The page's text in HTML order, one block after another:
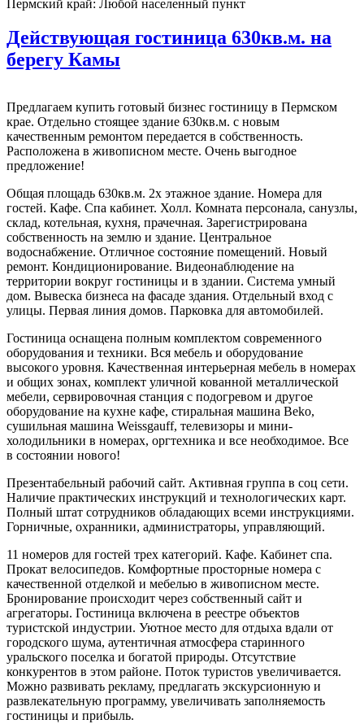
Пермский край: Любой населенный пункт
Действующая гостиница 630кв.м. на
берегу Камы
Предлагаем купить готовый бизнес гостиницу в Пермском
крае. Отдельно стоящее здание 630кв.м. с новым
качественным ремонтом передается в собственность.
Расположена в живописном месте. Очень выгодное
предложение!
Общая площадь 630кв.м. 2х этажное здание. Номера для
гостей. Кафе. Спа кабинет. Холл. Комната персонала, санузлы,
склад, котельная, кухня, прачечная. Зарегистрирована
собственность на землю и здание. Центральное
водоснабжение. Отличное состояние помещений. Новый
ремонт. Кондиционирование. Видеонаблюдение на
территории вокруг гостиницы и в здании. Система умный
дом. Вывеска бизнеса на фасаде здания. Отдельный вход с
улицы. Первая линия домов. Парковка для автомобилей.
Гостиница оснащена полным комплектом современного
оборудования и техники. Вся мебель и оборудование
высокого уровня. Качественная интерьерная мебель в номерах
и общих зонах, комплект уличной кованной металлической
мебели, сервировочная станция с подогревом и другое
оборудование на кухне кафе, стиральная машина Beko,
сушильная машина Weissgauff, телевизоры и мини-
холодильники в номерах, оргтехника и все необходимое. Все
в состоянии нового!
Презентабельный рабочий сайт. Активная группа в соц сети.
Наличие практических инструкций и технологических карт.
Полный штат сотрудников обладающих всеми инструкциями.
Горничные, охранники, администраторы, управляющий.
11 номеров для гостей трех категорий. Кафе. Кабинет спа.
Прокат велосипедов. Комфортные просторные номера с
качественной отделкой и мебелью в живописном месте.
Бронирование происходит через собственный сайт и
агрегаторы. Гостиница включена в реестре объектов
туристской индустрии. Уютное место для отдыха вдали от
городского шума, аутентичная атмосфера старинного
уральского поселка и богатой природы. Отсутствие
конкурентов в этом районе. Поток туристов увеличивается.
Можно развивать рекламу, предлагать экскурсионную и
развлекательную программу, увеличивать заполняемость
гостиницы и прибыль.